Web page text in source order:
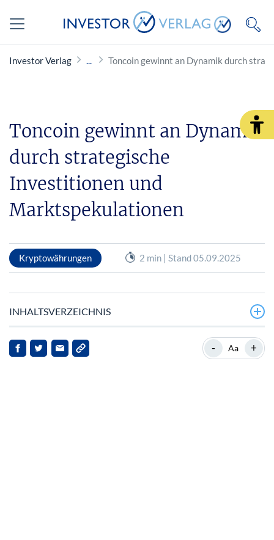
Investor Verlag Toncoin gewinnt an Dynamik durch
Toncoin gewinnt an Dynamik
durch strategische
Investitionen und
Marktspekulationen
Kryptowährungen 2 min | Stand 05.09.2025
INHALTSVERZEICHNIS
Strategische Schritte stärken Toncoins Profil
- Aa +